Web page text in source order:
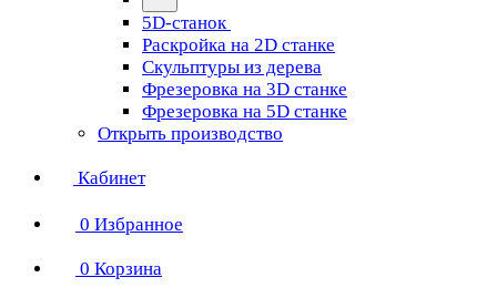
5D-станок
Раскройка на 2D станке
Скульптуры из дерева
Фрезеровка на 3D станке
Фрезеровка на 5D станке
Открыть производство
Кабинет
0 Избранное
0 Корзина